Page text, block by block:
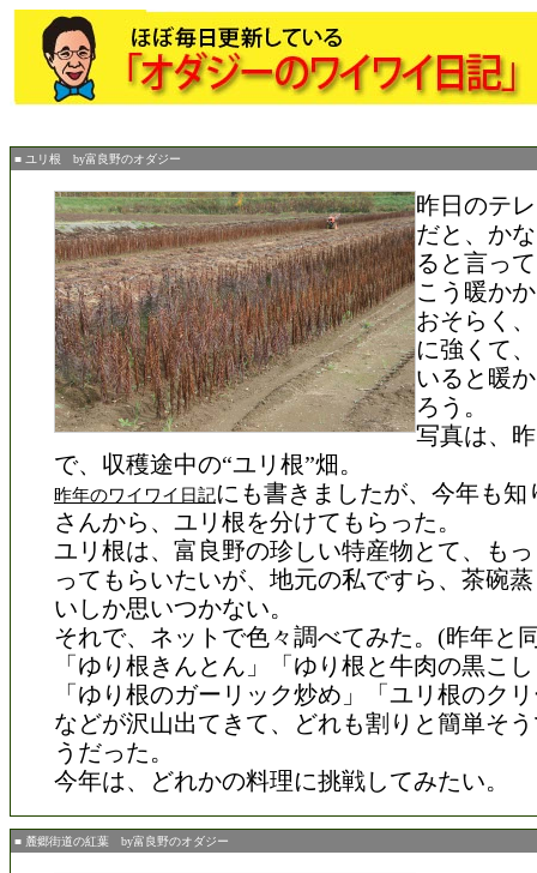
■ ユリ根 by富良野のオダジー
昨日のテ
だと、か
ると言っ
こう暖か
おそらく
に強くて
いると暖
ろう。
写真は、
で、収穫途中の“ユリ根”畑。
昨年のワイワイ日記にも書きましたが、今年も知
さんから、ユリ根を分けてもらった。
ユリ根は、富良野の珍しい特産物とて、も
ってもらいたいが、地元の私ですら、茶碗
いしか思いつかない。
それで、ネットで色々調べてみた。(昨年と
「ゆり根きんとん」「ゆり根と牛肉の黒こ
「ゆり根のガーリック炒め」「ユリ根のク
などが沢山出てきて、どれも割りと簡単そ
うだった。
今年は、どれかの料理に挑戦してみたい。
■ 麓郷街道の紅葉 by富良野のオダジー